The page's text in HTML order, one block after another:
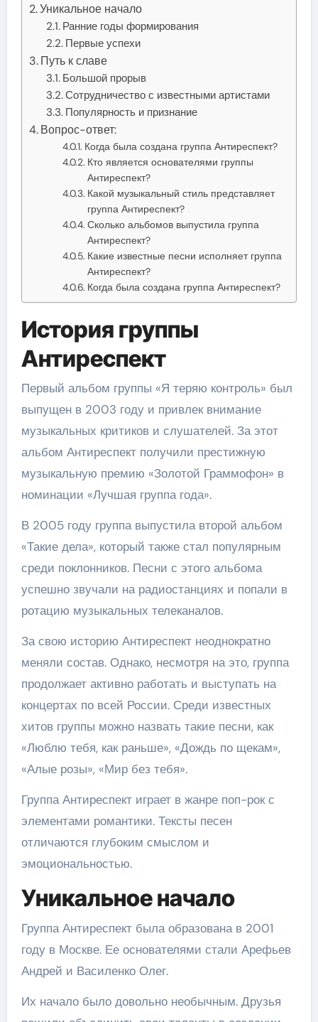
Уникальное начало
Ранние годы формирования
Первые успехи
Путь к славе
Большой прорыв
Сотрудничество с известными артистами
Популярность и признание
Вопрос-ответ:
Когда была создана группа Антиреспект?
Кто является основателями группы
Антиреспект?
Какой музыкальный стиль представляет
группа Антиреспект?
Сколько альбомов выпустила группа
Антиреспект?
Какие известные песни исполняет группа
Антиреспект?
Когда была создана группа Антиреспект?
История группы
Антиреспект
Первый альбом группы «Я теряю контроль» был
выпущен в 2003 году и привлек внимание
музыкальных критиков и слушателей. За этот
альбом Антиреспект получили престижную
музыкальную премию «Золотой Граммофон» в
номинации «Лучшая группа года».
В 2005 году группа выпустила второй альбом
«Такие дела», который также стал популярным
среди поклонников. Песни с этого альбома
успешно звучали на радиостанциях и попали в
ротацию музыкальных телеканалов.
За свою историю Антиреспект неоднократно
меняли состав. Однако, несмотря на это, группа
продолжает активно работать и выступать на
концертах по всей России. Среди известных
хитов группы можно назвать такие песни, как
«Люблю тебя, как раньше», «Дождь по щекам»,
«Алые розы», «Мир без тебя».
Группа Антиреспект играет в жанре поп-рок с
элементами романтики. Тексты песен
отличаются глубоким смыслом и
эмоциональностью.
Уникальное начало
Группа Антиреспект была образована в 2001
году в Москве. Ее основателями стали Арефьев
Андрей и Василенко Олег.
Их начало было довольно необычным. Друзья